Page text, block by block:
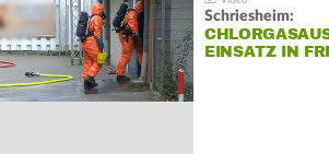
Schriesheim:
EINSATZ IN